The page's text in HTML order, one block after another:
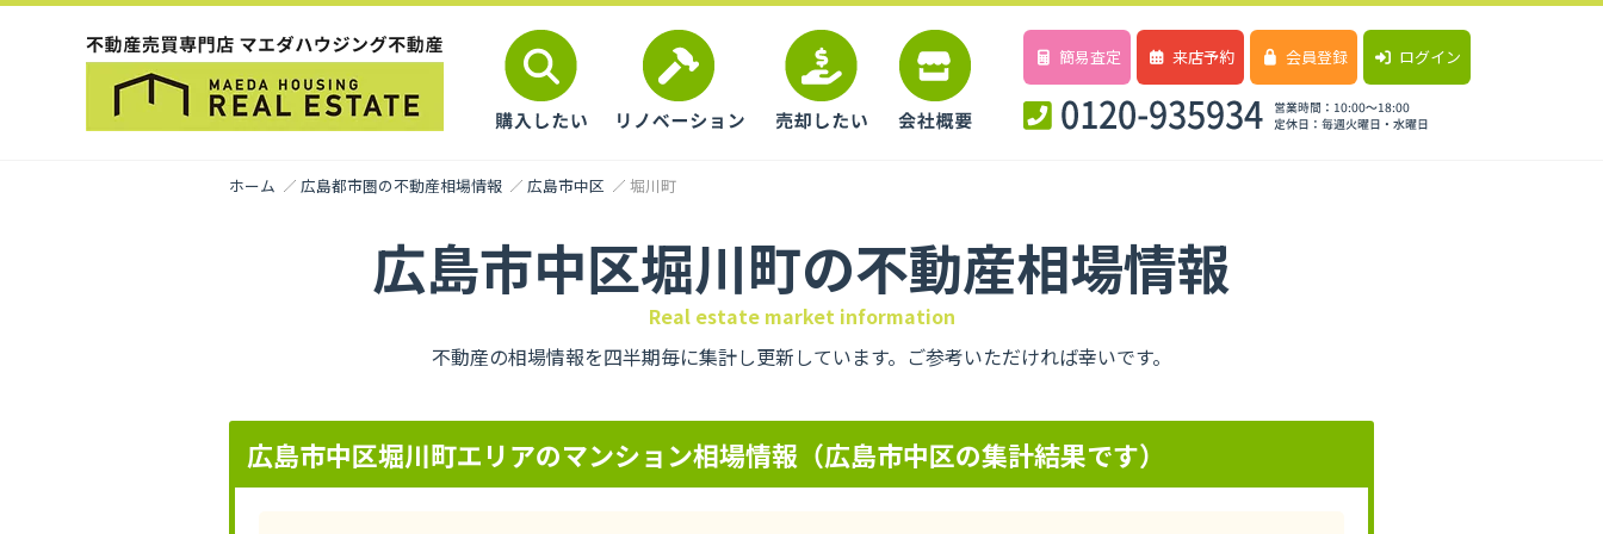
簡易査定 来店予約 会員登録 ログイン
ホーム 広島都市圏の不動産相場情報 広島市中区 堀川町
広島市中区堀川町の不動産相場情報
Real estate market information
不動産の相場情報を四半期毎に集計し更新しています。ご参考いただければ幸いです。
広島市中区堀川町エリアのマンション相場情報（広島市中区の集計結果です）